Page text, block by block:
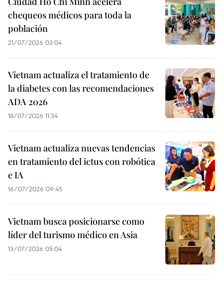
chequeos médicos para toda la
población
21/07/2026 03:04
Vietnam actualiza el tratamiento de
la diabetes con las recomendaciones
ADA 2026
18/07/2026 11:34
Vietnam actualiza nuevas tendencias
en tratamiento del ictus con robótica
e IA
16/07/2026 09:45
Vietnam busca posicionarse como
líder del turismo médico en Asia
13/07/2026 05:04